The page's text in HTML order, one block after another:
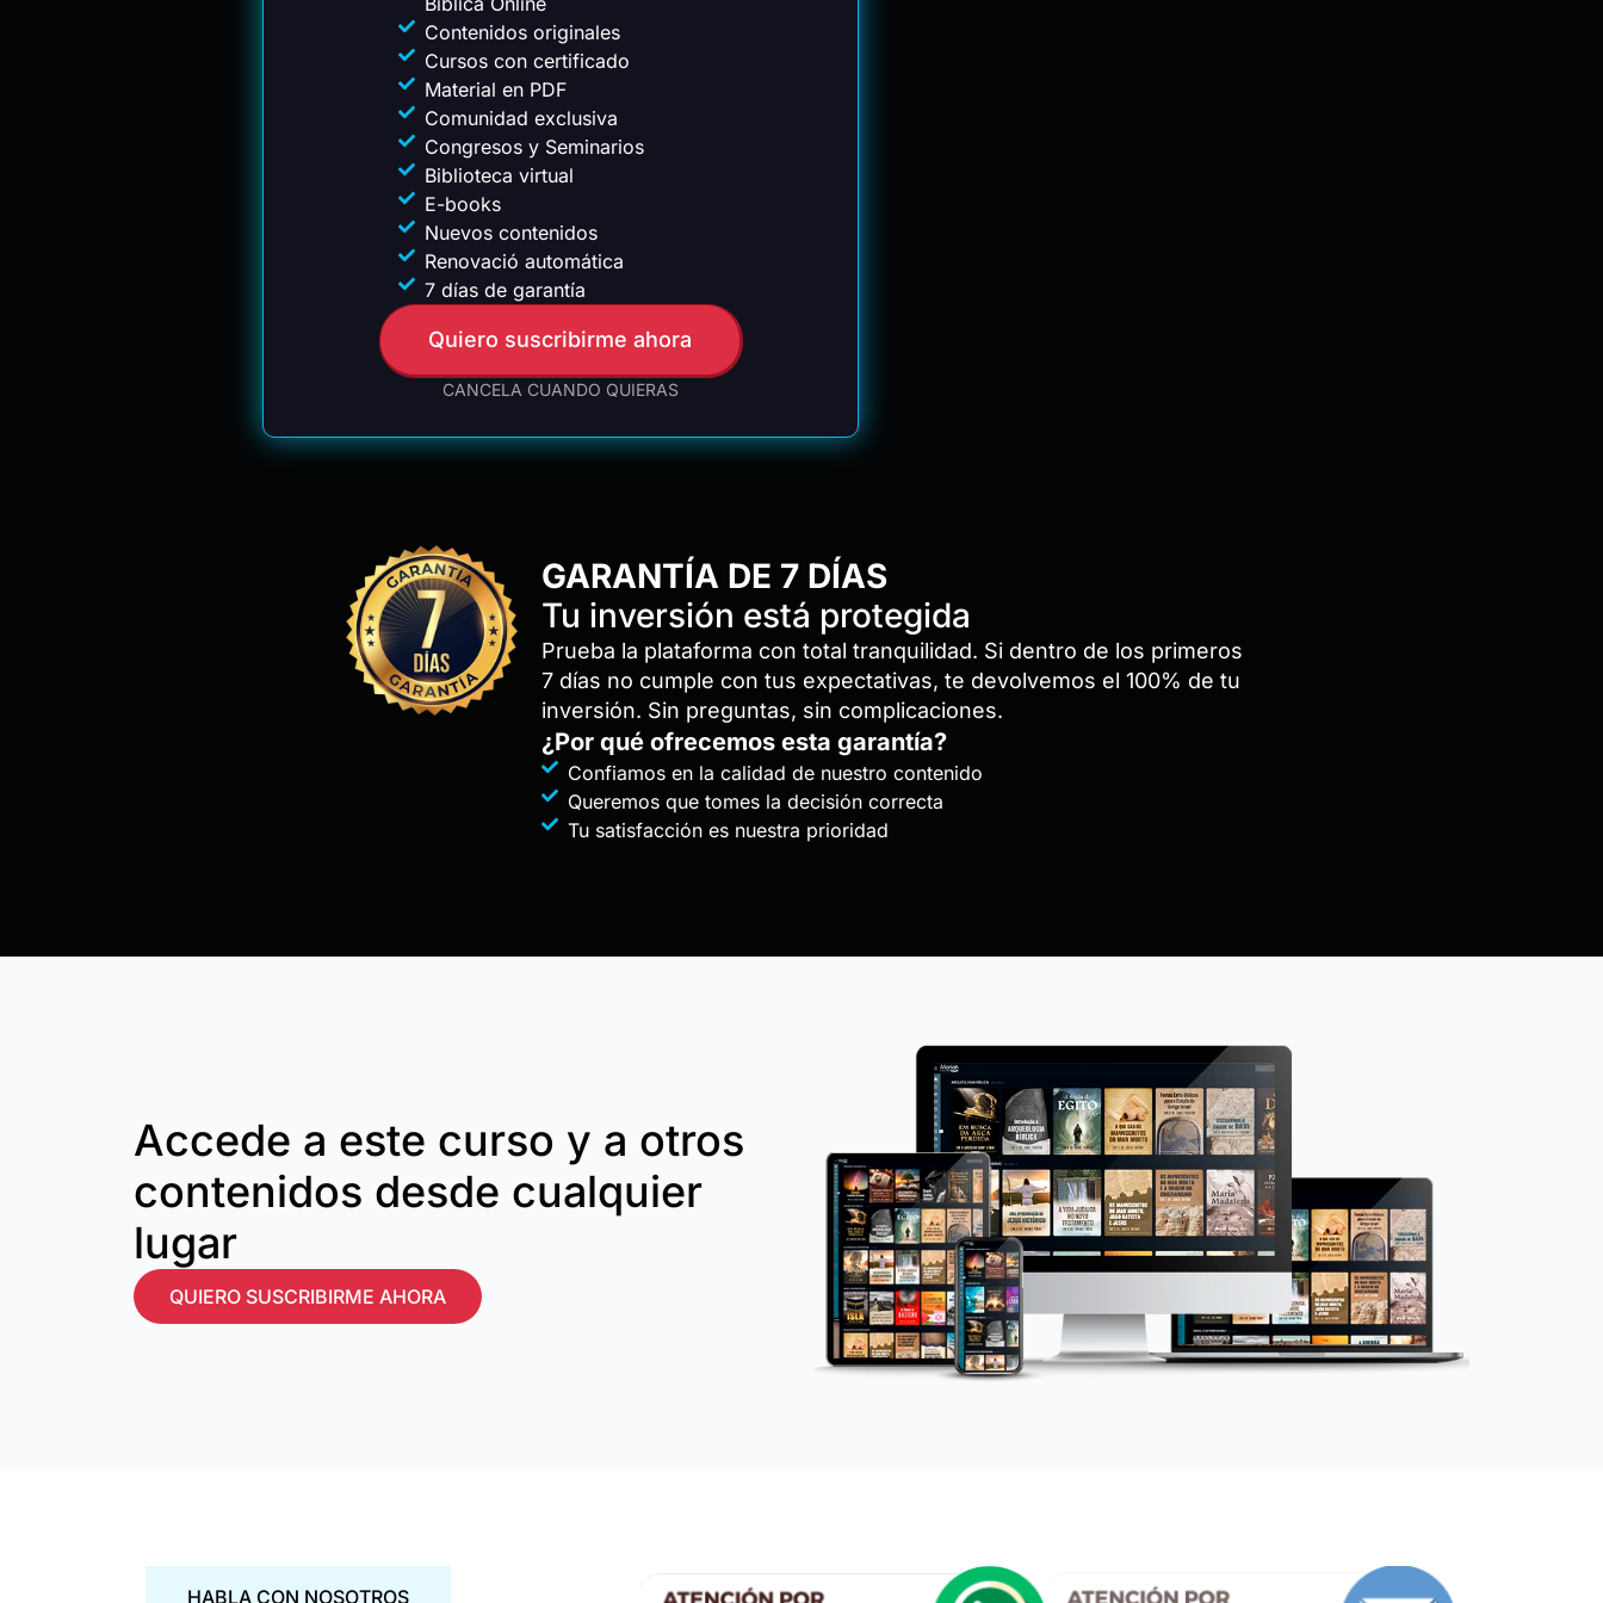
Contenidos originales
Cursos con certificado
Material en PDF
Comunidad exclusiva
Congresos y Seminarios
Biblioteca virtual
E-books
Nuevos contenidos
Renovació automática
7 días de garantía
Quiero suscribirme ahora
CANCELA CUANDO QUIERAS
GARANTÍA DE 7 DÍAS
Tu inversión está protegida
Prueba la plataforma con total tranquilidad. Si dentro de los primeros
7 días no cumple con tus expectativas, te devolvemos el 100% de tu
inversión. Sin preguntas, sin complicaciones.
¿Por qué ofrecemos esta garantía?
Confiamos en la calidad de nuestro contenido
Queremos que tomes la decisión correcta
Tu satisfacción es nuestra prioridad
Accede a este curso y a otros
contenidos desde cualquier
lugar
QUIERO SUSCRIBIRME AHORA
HABLA CON NOSOTROS